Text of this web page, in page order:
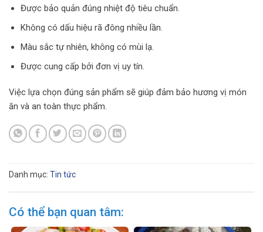
Được bảo quản đúng nhiệt độ tiêu chuẩn.
Không có dấu hiệu rã đông nhiều lần.
Màu sắc tự nhiên, không có mùi lạ.
Được cung cấp bởi đơn vị uy tín.
Việc lựa chọn đúng sản phẩm sẽ giúp đảm bảo hương vị món
ăn và an toàn thực phẩm.
Danh mục: Tin tức
Có thể bạn quan tâm: